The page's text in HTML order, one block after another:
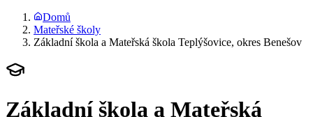
Domů
Mateřské školy
Základní škola a Mateřská škola Teplýšovice, okres Benešov
Základní škola a Mateřská